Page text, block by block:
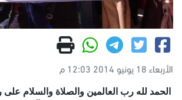
الأربعاء 18 يونيو 2014 12:03 م
الحمد لله رب العالمين والصلاة والسلام على